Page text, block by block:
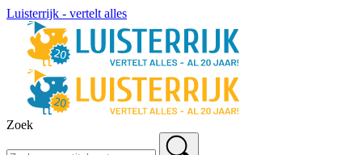
Luisterrijk - vertelt alles
Zoek